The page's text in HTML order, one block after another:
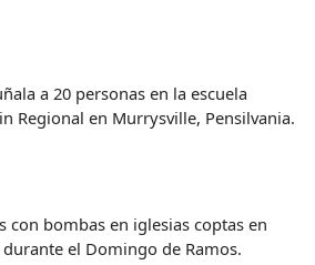
a 20 personas en la escuela
Regional en Murrysville, Pensilvania.
con bombas en iglesias coptas en
el Domingo de Ramos.